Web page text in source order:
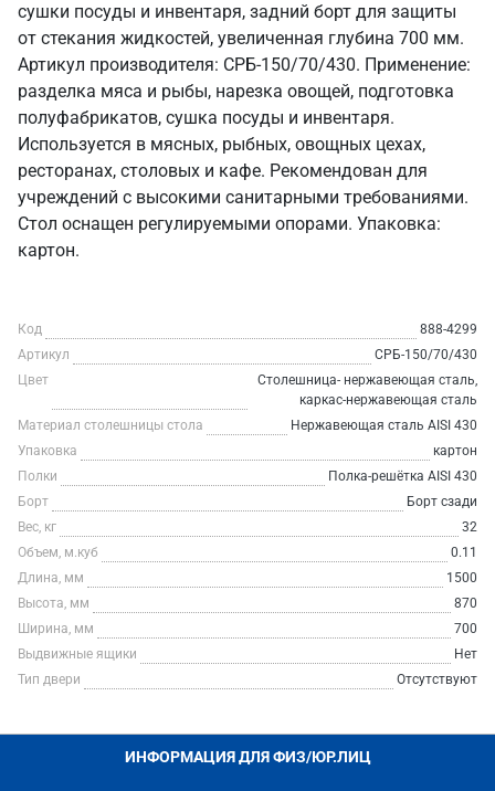
сушки посуды и инвентаря, задний борт для защиты
от стекания жидкостей, увеличенная глубина 700 мм.
Артикул производителя: СРБ-150/70/430. Применение:
разделка мяса и рыбы, нарезка овощей, подготовка
полуфабрикатов, сушка посуды и инвентаря.
Используется в мясных, рыбных, овощных цехах,
ресторанах, столовых и кафе. Рекомендован для
учреждений с высокими санитарными требованиями.
Стол оснащен регулируемыми опорами. Упаковка:
картон.
Код
888-4299
Артикул
СРБ-150/70/430
Цвет
Столешница- нержавеющая сталь,
каркас-нержавеющая сталь
Материал столешницы стола
Нержавеющая сталь AISI 430
Упаковка
картон
Полки
Полка-решётка AISI 430
Борт
Борт сзади
Вес, кг
32
Объем, м.куб
0.11
Длина, мм
1500
Высота, мм
870
Ширина, мм
700
Выдвижные ящики
Нет
Тип двери
Отсутствуют
ИНФОРМАЦИЯ ДЛЯ ФИЗ/ЮР.ЛИЦ